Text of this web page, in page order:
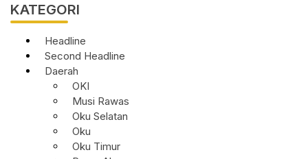
KATEGORI
Headline
Second Headline
Daerah
OKI
Musi Rawas
Oku Selatan
Oku
Oku Timur